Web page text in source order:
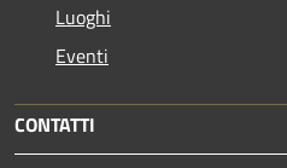
Luoghi
Eventi
CONTATTI